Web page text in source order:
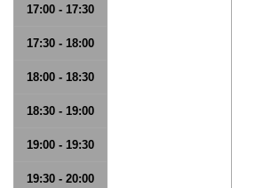
17:00 - 17:30
17:30 - 18:00
18:00 - 18:30
18:30 - 19:00
19:00 - 19:30
19:30 - 20:00